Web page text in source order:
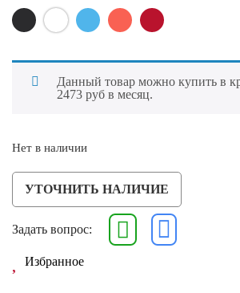
Данный товар можно купить в
2473 руб в месяц.
Нет в наличии
УТОЧНИТЬ НАЛИЧИЕ
Задать вопрос:
Избранное